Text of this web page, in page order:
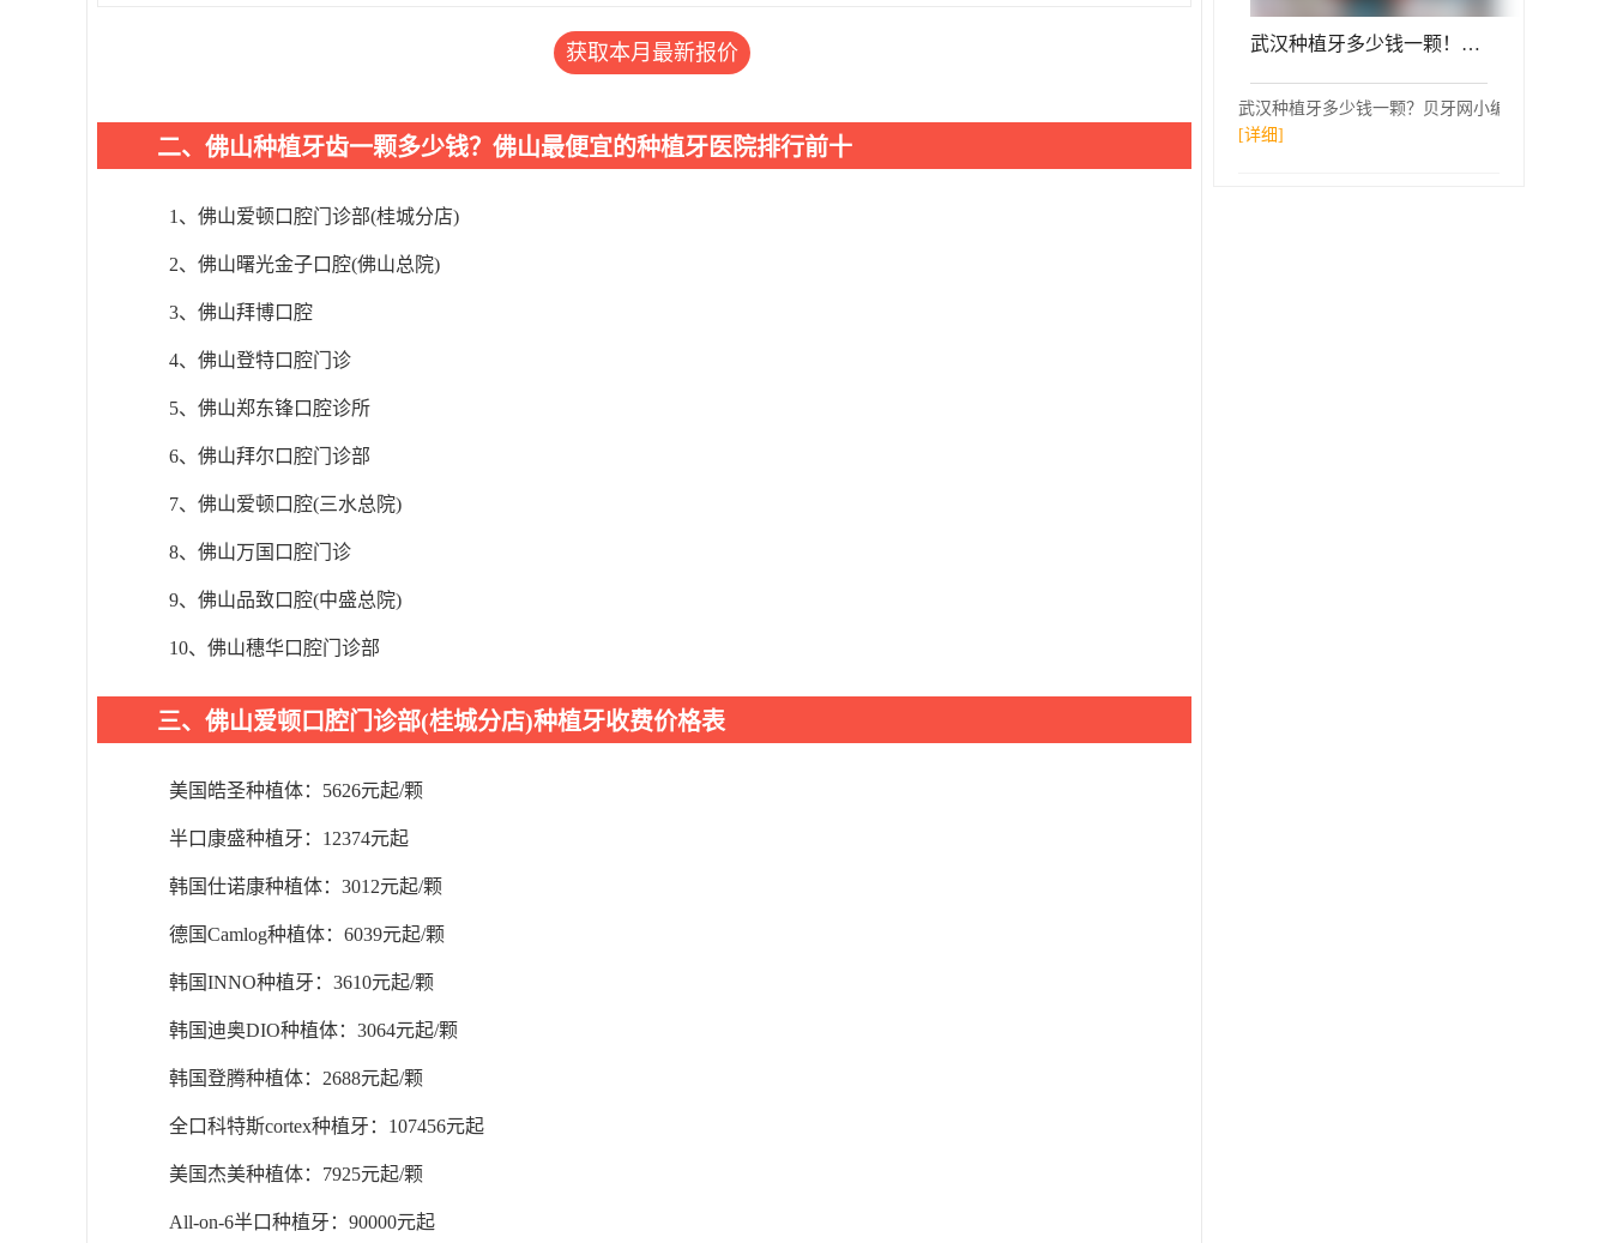
获取本月最新报价
二、佛山种植牙齿一颗多少钱？佛山最便宜的种植牙医院排行前十
1、佛山爱顿口腔门诊部(桂城分店)
2、佛山曙光金子口腔(佛山总院)
3、佛山拜博口腔
4、佛山登特口腔门诊
5、佛山郑东锋口腔诊所
6、佛山拜尔口腔门诊部
7、佛山爱顿口腔(三水总院)
8、佛山万国口腔门诊
9、佛山品致口腔(中盛总院)
10、佛山穗华口腔门诊部
三、佛山爱顿口腔门诊部(桂城分店)种植牙收费价格表
美国皓圣种植体：5626元起/颗
半口康盛种植牙：12374元起
韩国仕诺康种植体：3012元起/颗
德国Camlog种植体：6039元起/颗
韩国INNO种植牙：3610元起/颗
韩国迪奥DIO种植体：3064元起/颗
韩国登腾种植体：2688元起/颗
全口科特斯cortex种植牙：107456元起
美国杰美种植体：7925元起/颗
All-on-6半口种植牙：90000元起
武汉种植牙多少钱一颗！武汉平头牙匠(新华路店)2023全新种牙价目表，国产钛基牙(BAM)种植牙价格：3800元起/颗！
武汉种植牙多少钱一颗？贝牙网小编参考了武汉
[详细]